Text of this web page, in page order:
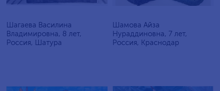
Шагаева Василина
Владимировна, 8 лет,
Россия, Шатура
Шамова Айза
Нураддиновна, 7 лет,
Россия, Краснодар